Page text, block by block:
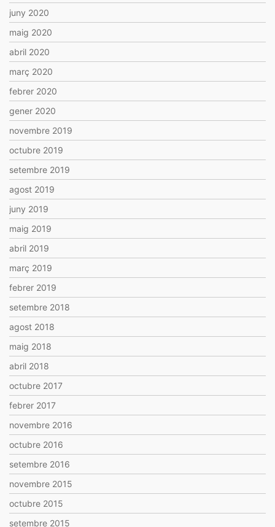
juny 2020
maig 2020
abril 2020
març 2020
febrer 2020
gener 2020
novembre 2019
octubre 2019
setembre 2019
agost 2019
juny 2019
maig 2019
abril 2019
març 2019
febrer 2019
setembre 2018
agost 2018
maig 2018
abril 2018
octubre 2017
febrer 2017
novembre 2016
octubre 2016
setembre 2016
novembre 2015
octubre 2015
setembre 2015